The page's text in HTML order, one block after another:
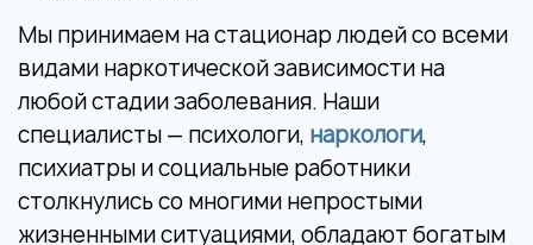
Мы принимаем на стационар людей со всеми
видами наркотической зависимости на
любой стадии заболевания. Наши
специалисты — психологи, наркологи,
психиатры и социальные работники
столкнулись со многими непростыми
жизненными ситуациями, обладают богатым